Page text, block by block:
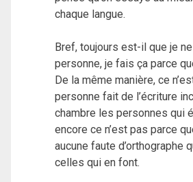
chaque langue.
Bref, toujours est-il que je
personne, je fais ça parce
De la même manière, ce
personne fait de l’écriture
chambre les personnes qui
encore ce n’est pas parce
aucune faute d’orthographe
celles qui en font.